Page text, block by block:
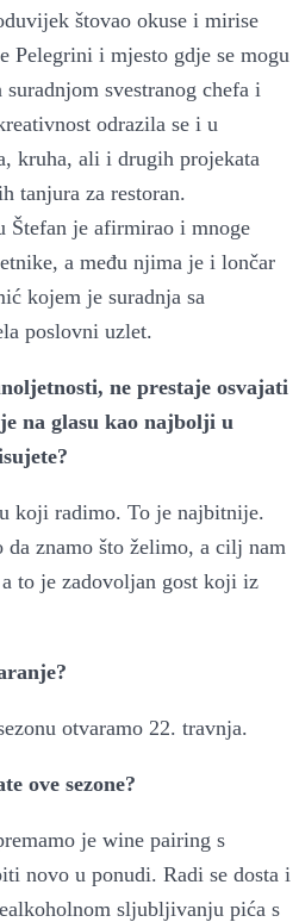
štovao okuse i mirise
Pelegrini i mjesto gdje se mogu
svestranog chefa i
odrazila se i u
kruha, ali i drugih projekata
tanjura za restoran.
je afirmirao i mnoge
a među njima je i lončar
kojem je suradnja sa
poslovni uzlet.
ne prestaje osvajati
na glasu kao najbolji u
koji radimo. To je najbitnije.
znamo što želimo, a cilj nam
to je zadovoljan gost koji iz
otvaramo 22. travnja.
ove sezone?
je wine pairing s
novo u ponudi. Radi se dosta i
sljubljivanju pića s